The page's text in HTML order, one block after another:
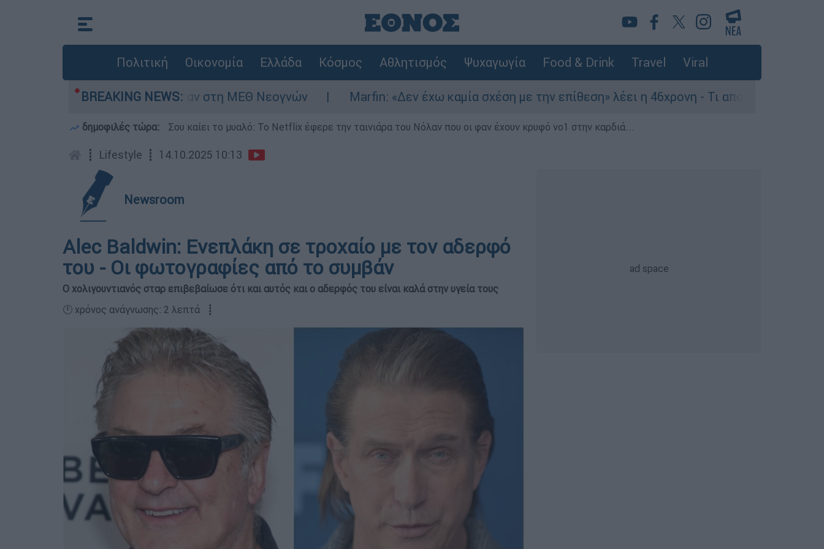
Πολιτική Οικονομία Ελλάδα Κόσμος Αθλητισμός Ψυχαγωγία Food & Drink Travel Viral
BREAKING NEWS:
ημερών - Νοσηλευόταν στη ΜΕΘ Νεογνών Marfin: «Δεν έχω καμία σχέση με την επίθεση» λέει η 46χρονη - Τι αποκάλυψε στους
δημοφιλές τώρα: Σου καίει το μυαλό: Το Netflix έφερε την ταινιάρα του Νόλαν που οι φαν έχουν κρυφό νο1 στην καρδιά...
┋ Lifestyle ┋ 14.10.2025 10:13
Newsroom
Alec Baldwin: Ενεπλάκη σε τροχαίο με τον αδερφό
του - Οι φωτογραφίες από το συμβάν
Ο χολιγουντιανός σταρ επιβεβαίωσε ότι και αυτός και ο αδερφός του είναι καλά στην υγεία τους
🕛 χρόνος ανάγνωσης: 2 λεπτά ┋